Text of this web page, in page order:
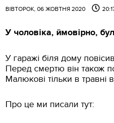
ВІВТОРОК, 06 ЖОВТНЯ 2020
У чоловіка, ймовірно,
У гаражі біля дому
Перед смертю він також
Малюкові тільки в травні
Про це ми писали тут: